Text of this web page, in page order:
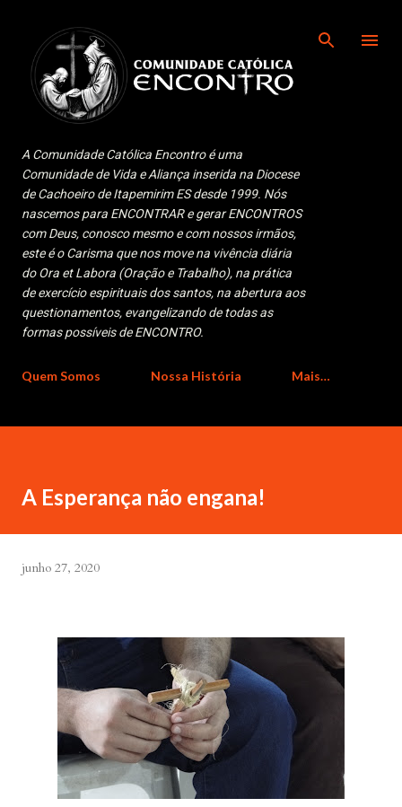
A Comunidade Católica Encontro é uma
Comunidade de Vida e Aliança inserida na Diocese
de Cachoeiro de Itapemirim ES desde 1999. Nós
nascemos para ENCONTRAR e gerar ENCONTROS
com Deus, conosco mesmo e com nossos irmãos,
este é o Carisma que nos move na vivência diária
do Ora et Labora (Oração e Trabalho), na prática
de exercício espirituais dos santos, na abertura aos
questionamentos, evangelizando de todas as
formas possíveis de ENCONTRO.
Quem Somos Nossa História Mais…
A Esperança não engana!
junho 27, 2020